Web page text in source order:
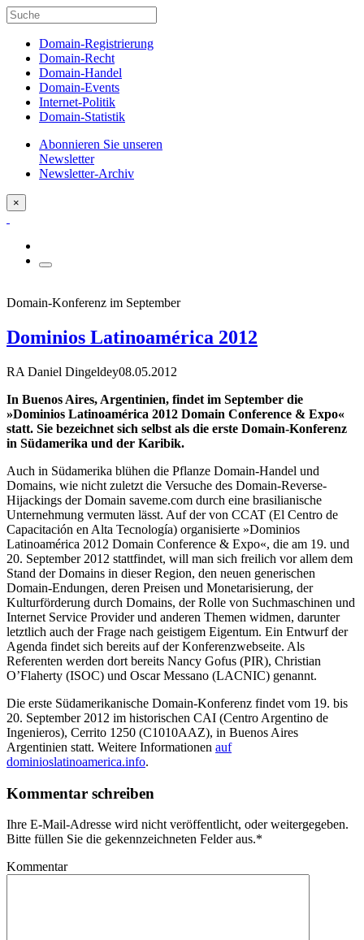
Domain-Registrierung
Domain-Recht
Domain-Handel
Domain-Events
Internet-Politik
Domain-Statistik
Abonnieren Sie unseren
Newsletter
Newsletter-Archiv
×
Domain-Konferenz im September
Dominios Latinoamérica 2012
RA Daniel Dingeldey08.05.2012
In Buenos Aires, Argentinien, findet im September die
»Dominios Latinoamérica 2012 Domain Conference & Expo«
statt. Sie bezeichnet sich selbst als die erste Domain-Konferenz
in Südamerika und der Karibik.
Auch in Südamerika blühen die Pflanze Domain-Handel und
Domains, wie nicht zuletzt die Versuche des Domain-Reverse-
Hijackings der Domain saveme.com durch eine brasilianische
Unternehmung vermuten lässt. Auf der von CCAT (El Centro de
Capacitación en Alta Tecnología) organisierte »Dominios
Latinoamérica 2012 Domain Conference & Expo«, die am 19. und
20. September 2012 stattfindet, will man sich freilich vor allem dem
Stand der Domains in dieser Region, den neuen generischen
Domain-Endungen, deren Preisen und Monetarisierung, der
Kulturförderung durch Domains, der Rolle von Suchmaschinen und
Internet Service Provider und anderen Themen widmen, darunter
letztlich auch der Frage nach geistigem Eigentum. Ein Entwurf der
Agenda findet sich bereits auf der Konferenzwebseite. Als
Referenten werden dort bereits Nancy Gofus (PIR), Christian
O’Flaherty (ISOC) und Oscar Messano (LACNIC) genannt.
Die erste Südamerikanische Domain-Konferenz findet vom 19. bis
20. September 2012 im historischen CAI (Centro Argentino de
Ingenieros), Cerrito 1250 (C1010AAZ), in Buenos Aires
Argentinien statt. Weitere Informationen auf
dominioslatinoamerica.info.
Kommentar schreiben
Ihre E-Mail-Adresse wird nicht veröffentlicht, oder weitergegeben.
Bitte füllen Sie die gekennzeichneten Felder aus.*
Kommentar